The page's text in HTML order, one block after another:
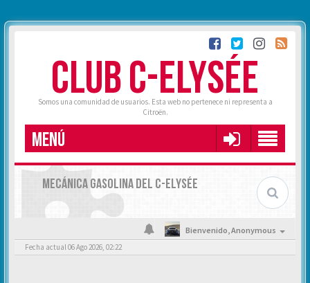
CLUB C-ELYSÉE
Somos una comunidad de usuarios. Esta web no pertenece ni representa a
Citroën.
MENÚ
MECÁNICA GASOLINA DEL C-ELYSÉE
Bienvenido,Anonymous
Fecha actual 06 Ago 2026, 02:22